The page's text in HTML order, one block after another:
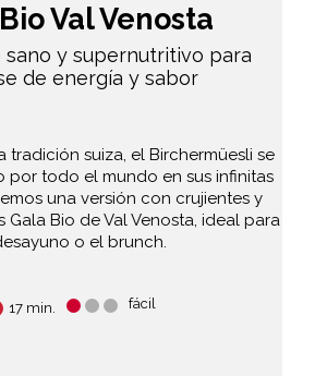
Val Venosta
sano y supernutritivo para
de energía y sabor
tradición suiza, el Birchermüesli se
por todo el mundo en sus infinitas
una versión con crujientes y
Gala Bio de Val Venosta, ideal para
o el brunch.
17 min. fácil